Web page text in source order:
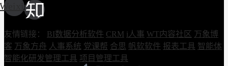
Weixin
友情链接： BI数据分析软件 CRM i人事 WT内容社区 万象博
客 万象方舟 人事系统 党课帮 合思 帆软软件 报表工具 智能体
智能化研发管理工具 项目管理工具